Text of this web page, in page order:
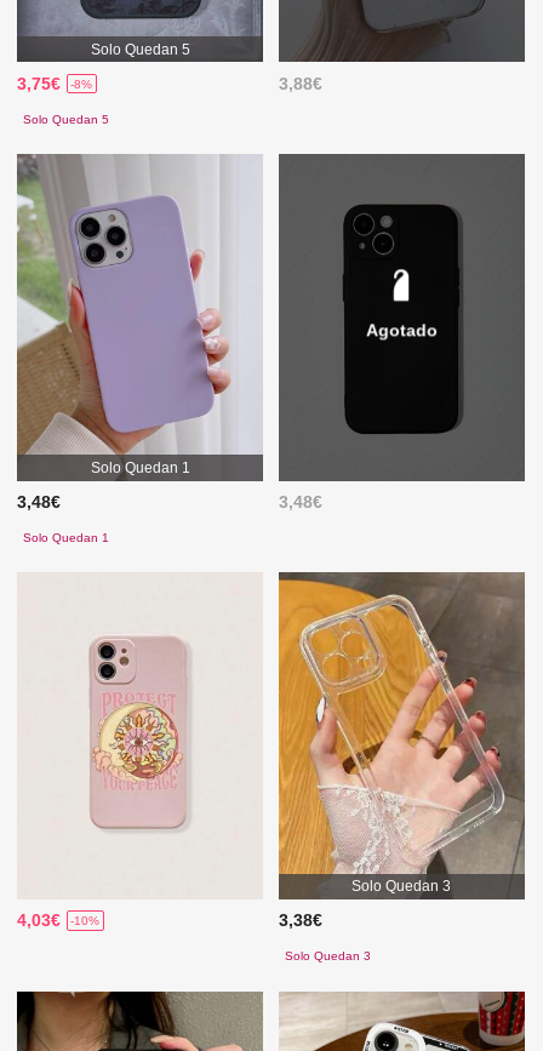
Solo Quedan 5
3,75€ -8%
Solo Quedan 5
3,88€
Solo Quedan 1
3,48€
Solo Quedan 1
Agotado
3,48€
4,03€ -10%
Solo Quedan 3
3,38€
Solo Quedan 3